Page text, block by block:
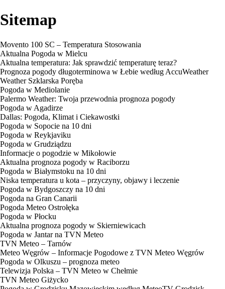
Sitemap
Movento 100 SC – Temperatura Stosowania
Aktualna Pogoda w Mielcu
Aktualna temperatura: Jak sprawdzić temperaturę teraz?
Prognoza pogody długoterminowa w Łebie według AccuWeather
Weather Szklarska Poręba
Pogoda w Mediolanie
Palermo Weather: Twoja przewodnia prognoza pogody
Pogoda w Agadirze
Dallas: Pogoda, Klimat i Ciekawostki
Pogoda w Sopocie na 10 dni
Pogoda w Reykjaviku
Pogoda w Grudziądzu
Informacje o pogodzie w Mikołowie
Aktualna prognoza pogody w Raciborzu
Pogoda w Białymstoku na 10 dni
Niska temperatura u kota – przyczyny, objawy i leczenie
Pogoda w Bydgoszczy na 10 dni
Pogoda na Gran Canarii
Pogoda Meteo Ostrołęka
Pogoda w Płocku
Aktualna prognoza pogody w Skierniewicach
Pogoda w Jantar na TVN Meteo
TVN Meteo – Tarnów
Meteo Węgrów – Informacje Pogodowe z TVN Meteo Węgrów
Pogoda w Olkuszu – prognoza meteo
Telewizja Polska – TVN Meteo w Chełmie
TVN Meteo Giżycko